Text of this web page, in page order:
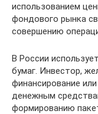
использованием
фондового рынка
совершению
В России
бумаг. Инвестор,
финансирование
денежным
формированию